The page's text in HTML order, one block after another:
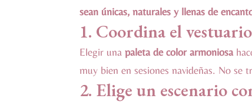
sean únicas, naturales y llenas de
1. Coordina el vestuario
Elegir una paleta de color armoniosa
muy bien en sesiones navideñas. No se
2. Elige un escenario